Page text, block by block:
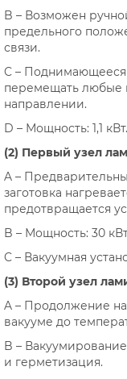
B – Возможен
предельного
связи.
C –
перемещать любые
направлении.
D – Мощность: 1,1 кВт.
(2) Первый узел
A –
заготовка
предотвращается
B – Мощность: 30
C – Вакуумная
(3) Второй узел
A – Продолжение
вакууме до
B –
и герметизация.